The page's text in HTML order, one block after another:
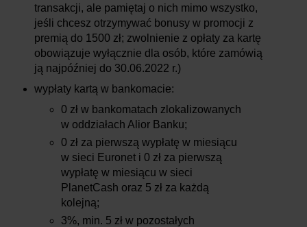
transakcji, ale pamiętaj o nich mimo wszystko,
jeśli chcesz otrzymywać bonusy w promocji z
premią do 1500 zł; zwolnienie z opłaty za kartę
obowiązuje wyłącznie dla osób, które zamówią
ją najpóźniej do 30.06.2022 r.)
wypłaty kartą w bankomacie:
0 zł w bankomatach zlokalizowanych
w oddziałach Alior Banku;
0 zł za pierwszą wypłatę w miesiącu
w sieci Euronet i 0 zł za pierwszą
wypłatę w miesiącu w sieci
PlanetCash oraz 5 zł za każdą
kolejną;
3%, min. 5 zł w pozostałych